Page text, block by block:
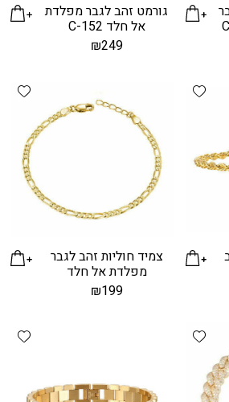
גורמט זהב לגבר מפלדת
אל חלד C-152
₪249
Add wishlist
צמיד חוליות זהב לגבר
מפלדת אל חלד
₪199
Add wishlist